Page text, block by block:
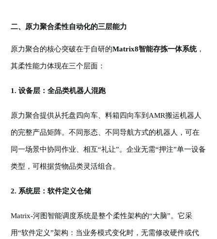
二、原力聚合柔性自动化的三层能力
原力聚合的核心突破在于自研的Matrix8智能存拣一体系统，
其柔性能力体现在三个层面：
1. 设备层：全品类机器人混跑
原力聚合提供从托盘四向车、料箱四向车到 AMR搬运机器人
的完整产品矩阵。不同形态、不同导航方式的机器人，可在
同一场景中协同作业、相互“礼让”。企业无需“押注”单一设备
类型，可根据货物品类灵活组合。
2. 系统层：软件定义仓储
Matrix-河图智能调度系统是整个柔性架构的“大脑”。它采
用“软件定义”架构：当业务模式变化时，无需修改硬件或代